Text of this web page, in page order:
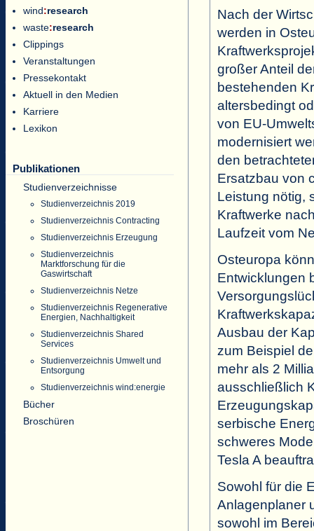
wind:research
waste:research
Clippings
Veranstaltungen
Pressekontakt
Aktuell in den Medien
Karriere
Lexikon
Publikationen
Studienverzeichnisse
Studienverzeichnis 2019
Studienverzeichnis Contracting
Studienverzeichnis Erzeugung
Studienverzeichnis
Marktforschung für die
Gaswirtschaft
Studienverzeichnis Netze
Studienverzeichnis Regenerative
Energien, Nachhaltigkeit
Studienverzeichnis Shared
Services
Studienverzeichnis Umwelt und
Entsorgung
Studienverzeichnis wind:energie
Bücher
Broschüren
Nach der
werden in
großer Anteil
bestehenden
altersbedingt
von EU-
modernisiert
den
Ersatzbau von
Leistung nötig,
Kraftwerke
Laufzeit vom
Osteuropa
Entwicklungen
Ausbau der
zum Beispiel
mehr als 2
ausschließlich
serbische
schweres
Tesla A
Sowohl für die
Anlagenplaner
sowohl im